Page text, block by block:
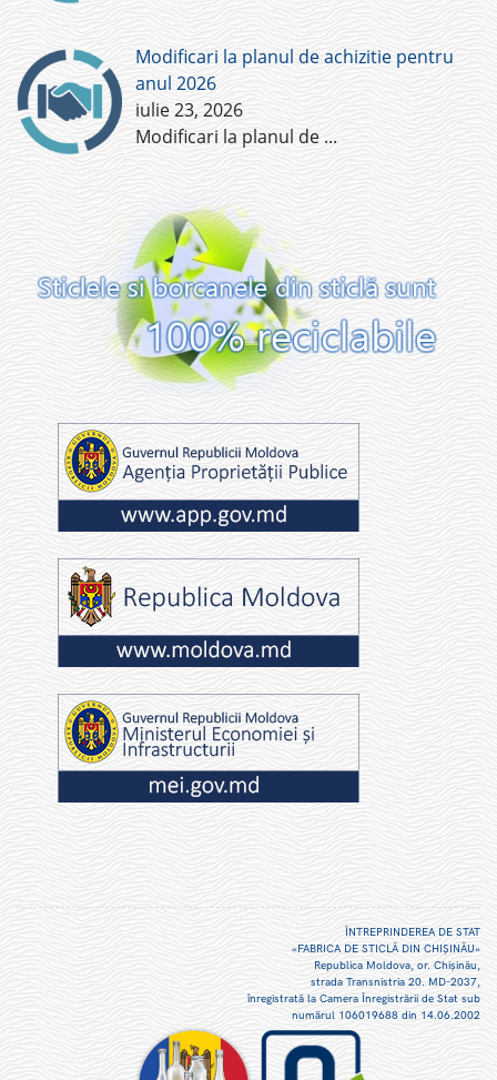
Modificari la planul de achizitie pentru
anul 2026
iulie 23, 2026
Modificari la planul de ...
ÎNTREPRINDEREA DE STAT
«FABRICA DE STICLĂ DIN CHIŞINĂU»
Republica Moldova, or. Chişinău,
strada Transnistria 20. MD-2037,
înregistrată la Camera Înregistrării de Stat sub
numărul 106019688 din 14.06.2002